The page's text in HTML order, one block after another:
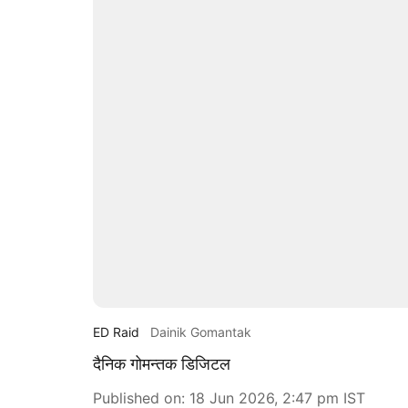
ED Raid Dainik Gomantak
दैनिक गोमन्तक डिजिटल
Published on: 18 Jun 2026, 2:47 pm IST